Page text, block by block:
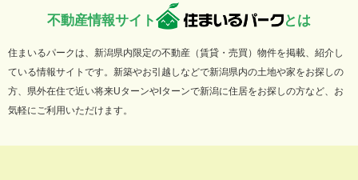
不動産情報サイト とは
住まいるパークは、新潟県内限定の不動産（賃貸・売買）物件を掲載、紹介し
ている情報サイトです。新築やお引越しなどで新潟県内の土地や家をお探しの
方、県外在住で近い将来UターンやIターンで新潟に住居をお探しの方など、お
気軽にご利用いただけます。